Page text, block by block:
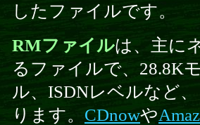
したファイルです。
RMファイルは、主に
るファイルで、28.8K
ル、ISDNレベルなど
ります。 CDnowや